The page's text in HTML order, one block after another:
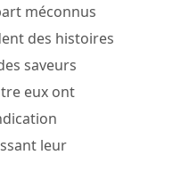
méconnus
des histoires
saveurs
eux ont
leur